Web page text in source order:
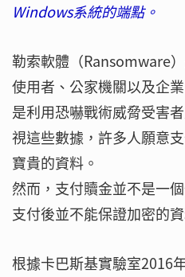
Windows系統的端點。
勒索軟體（Ransomware
使用者、公家機關以及企
是利用恐嚇戰術威脅受害
視這些數據，許多人願意
寶貴的資料。
然而，支付贖金並不是一
支付後並不能保證加密的
根據卡巴斯基實驗室2016